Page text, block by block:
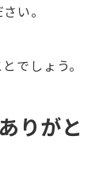
い。
でしょう。
りがと